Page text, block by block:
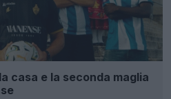
casa e la seconda maglia